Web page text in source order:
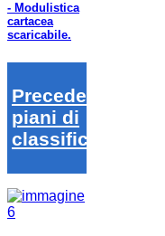
- Modulistica
cartacea
scaricabile.
Precedenti
piani di
classifica